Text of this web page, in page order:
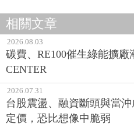
相關文章
2026.08.03
碳費、RE100催生綠能擴
CENTER
2026.07.31
台股震盪、融資斷頭與當
定價，恐比想像中脆弱